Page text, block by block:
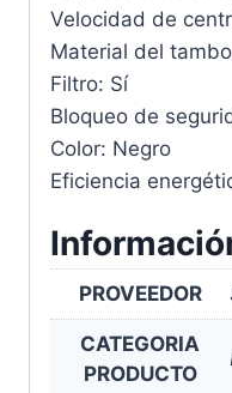
Velocidad de
Material del
Filtro: Sí
Bloqueo de
Color: Negro
Eficiencia
PROVEEDOR
CATEGORIA
PRODUCTO